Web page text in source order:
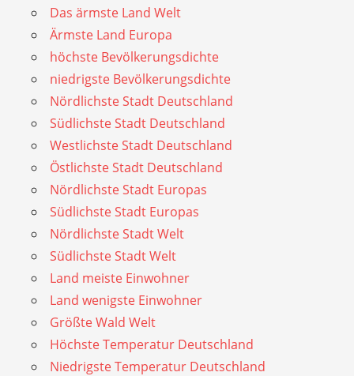
Das ärmste Land Welt
Ärmste Land Europa
höchste Bevölkerungsdichte
niedrigste Bevölkerungsdichte
Nördlichste Stadt Deutschland
Südlichste Stadt Deutschland
Westlichste Stadt Deutschland
Östlichste Stadt Deutschland
Nördlichste Stadt Europas
Südlichste Stadt Europas
Nördlichste Stadt Welt
Südlichste Stadt Welt
Land meiste Einwohner
Land wenigste Einwohner
Größte Wald Welt
Höchste Temperatur Deutschland
Niedrigste Temperatur Deutschland